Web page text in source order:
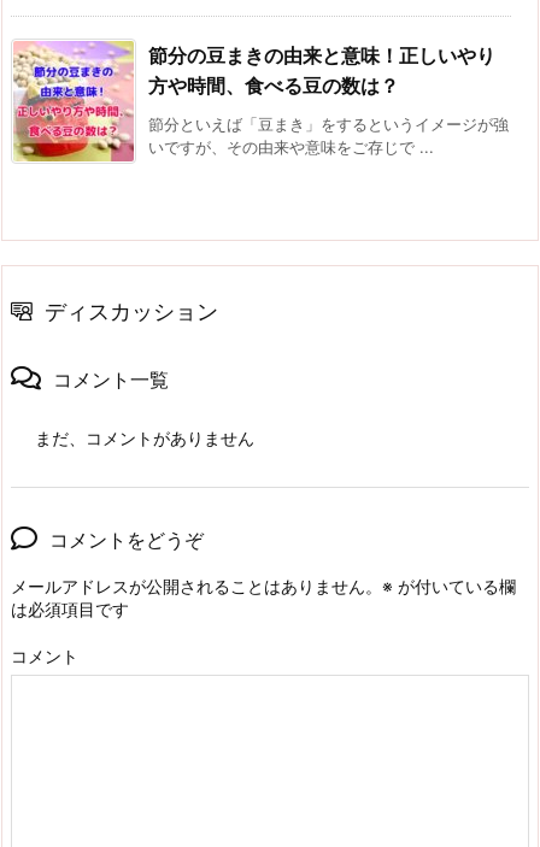
節分の豆まきの由来と意味！正しいやり
方や時間、食べる豆の数は？
節分といえば「豆まき」をするというイメージが強
いですが、その由来や意味をご存じで ...
ディスカッション
コメント一覧
まだ、コメントがありません
コメントをどうぞ
メールアドレスが公開されることはありません。 ※ が付いている欄
は必須項目です
コメント